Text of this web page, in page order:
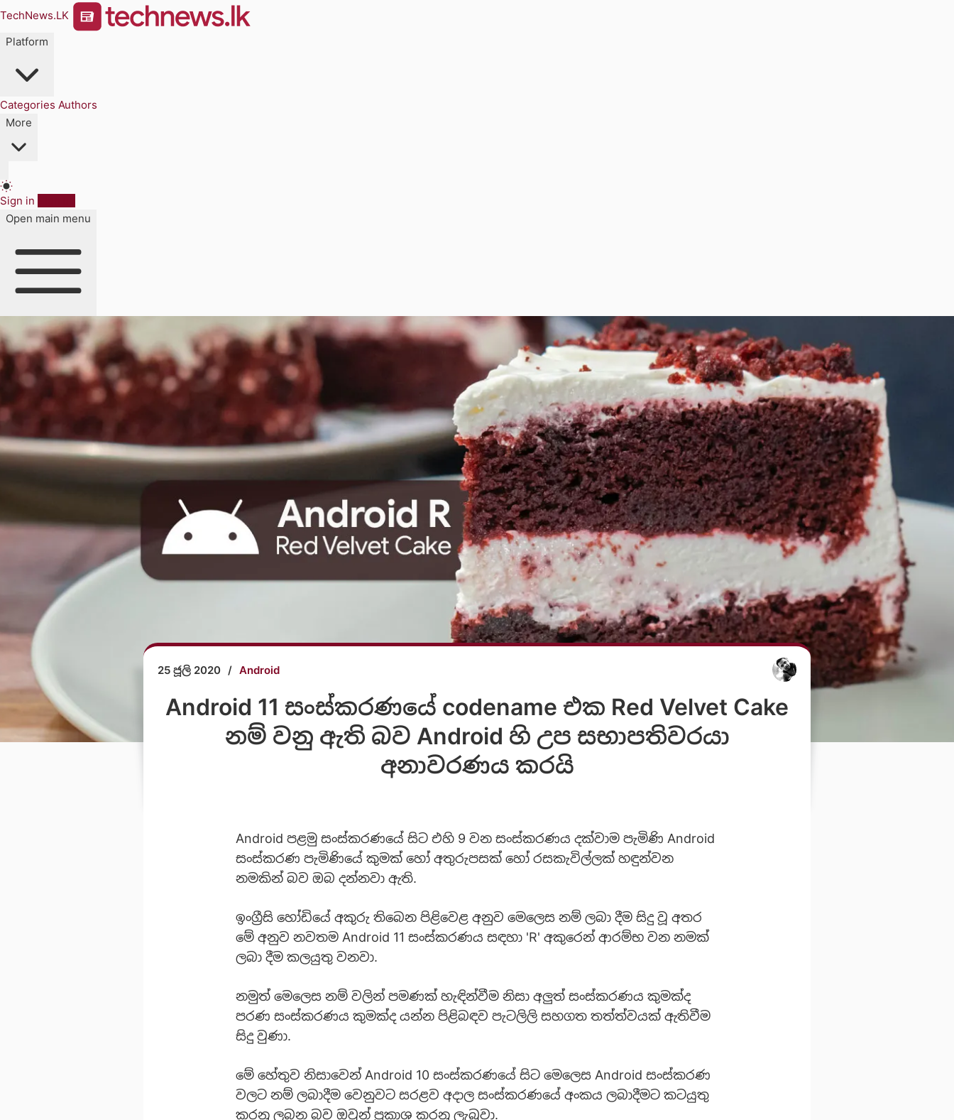
TechNews.LK
Platform
Categories Authors
More
Sign in
Open main menu
25 ජූලි 2020 / Android
Android 11 සංස්කරණයේ codename එක Red Velvet Cake
නම් වනු ඇති බව Android හි උප සභාපතිවරයා
අනාවරණය කරයි
Android පළමු සංස්කරණයේ සිට එහි 9 වන සංස්කරණය දක්වාම පැමිණි Android
සංස්කරණ පැමිණියේ කුමක් හෝ අතුරුපසක් හෝ රසකැවිල්ලක් හඳුන්වන
නමකින් බව ඔබ දන්නවා ඇති.
ඉංග්‍රීසි හෝඩියේ අකුරු තිබෙන පිළිවෙළ අනුව මෙලෙස නම් ලබා දීම සිදු වූ අතර
මේ අනුව නවතම Android 11 සංස්කරණය සඳහා 'R' අකුරෙන් ආරම්භ වන නමක්
ලබා දීම කලයුතු වනවා.
නමුත් මෙලෙස නම් වලින් පමණක් හැඳින්වීම නිසා අලුත් සංස්කරණය කුමක්ද
පරණ සංස්කරණය කුමක්ද යන්න පිළිබඳව පැටලිලි සහගත තත්ත්වයක් ඇතිවීම
සිදු වුණා.
මේ හේතුව නිසාවෙන් Android 10 සංස්කරණයේ සිට මෙලෙස Android සංස්කරණ
වලට නම් ලබාදීම වෙනුවට සරළව අදාල සංස්කරණයේ අංකය ලබාදීමට කටයුතු
කරනු ලබන බව ඔවුන් ප්‍රකාශ කරනු ලැබුවා.